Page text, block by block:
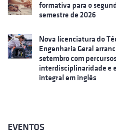
formativa para o
semestre de 2026
Nova licenciatura do
Engenharia Geral
setembro com
interdisciplinaridade e
integral em inglês
EVENTOS